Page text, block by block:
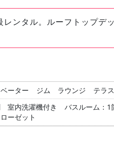
レンタル。ルーフトップ
ーター ジム ラウンジ テラス
室内洗濯機付き バスルーム：1
ーゼット